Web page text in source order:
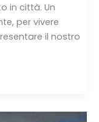
in città. Un
per vivere
il nostro